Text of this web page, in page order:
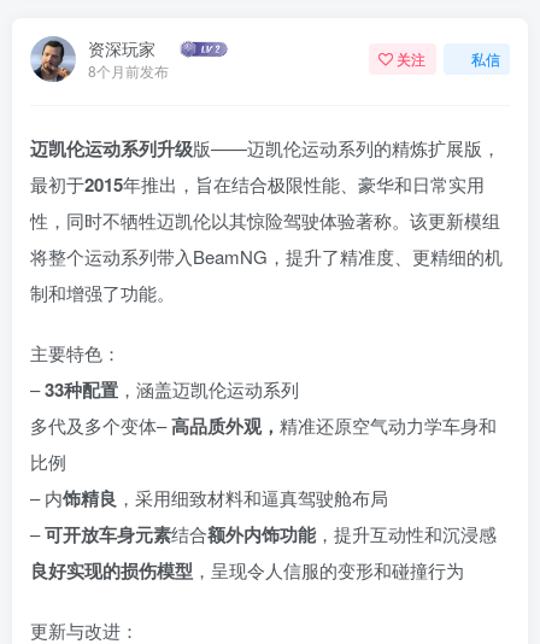
资深玩家
8个月前发布
关注 私信
迈凯伦运动系列升级版——迈凯伦运动系列的精炼扩展版，
最初于2015年推出，旨在结合极限性能、豪华和日常实用
性，同时不牺牲迈凯伦以其惊险驾驶体验著称。该更新模组
将整个运动系列带入BeamNG，提升了精准度、更精细的机
制和增强了功能。
主要特色：
–33种配置 ，涵盖迈凯伦运动系列
多代及多个变体–高品质外观， 精准还原空气动力学车身和
比例
– 内饰精良 ，采用细致材料和逼真驾驶舱布局
–可开放车身元素结合额外内饰功能，提升互动性和沉浸感
良好实现的损伤模型 ，呈现令人信服的变形和碰撞行为
更新与改进：